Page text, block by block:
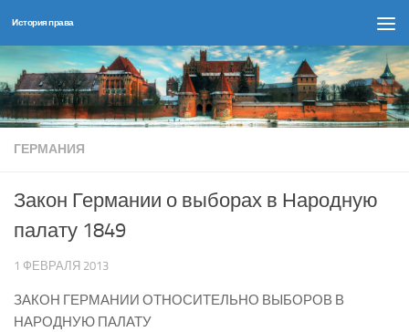
Перейти к содержимому
История права
ГЕРМАНИЯ
Закон Германии о выборах в Народную
палату 1849
1 ФЕВРАЛЯ 2013
ЗАКОН ГЕРМАНИИ ОТНОСИТЕЛЬНО ВЫБОРОВ В
НАРОДНУЮ ПАЛАТУ